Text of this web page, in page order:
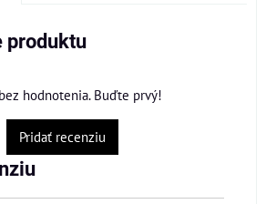
produktu
hodnotenia. Buďte prvý!
Pridať recenziu